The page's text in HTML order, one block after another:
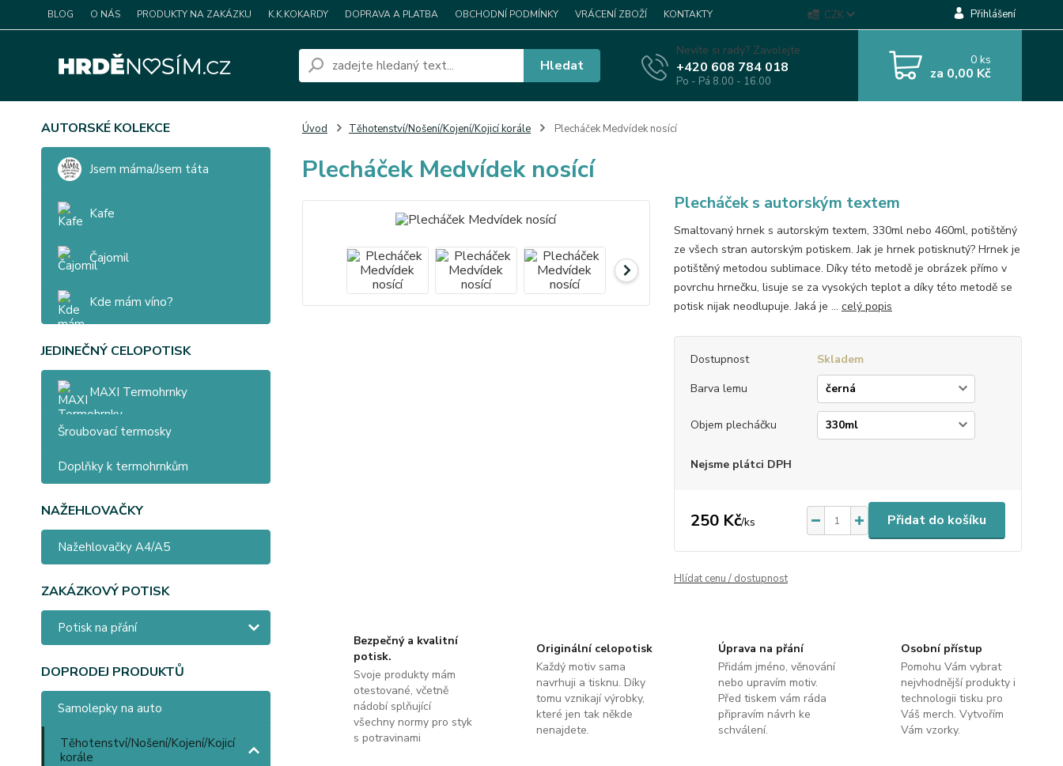
BLOG O NÁS PRODUKTY NA ZAKÁZKU K.K.KOKARDY DOPRAVA A PLATBA OBCHODNÍ PODMÍNKY VRÁCENÍ ZBOŽÍ KONTAKTY CZK Přihlášení
Hledat
Nevíte si rady? Zavolejte.
+420 608 784 018
Po - Pá 8.00 - 16.00
0ks
za 0,00 Kč
AUTORSKÉ KOLEKCE
Jsem máma/Jsem táta
Kafe
Čajomil
Kde mám víno?
JEDINEČNÝ CELOPOTISK
MAXI Termohrnky
Šroubovací termosky
Doplňky k termohrnkům
NAŽEHLOVAČKY
Nažehlovačky A4/A5
ZAKÁZKOVÝ POTISK
Potisk na přání
DOPRODEJ PRODUKTŮ
Samolepky na auto
Těhotenství/Nošení/Kojení/Kojicí
korále
Úvod Těhotenství/Nošení/Kojení/Kojicí korále Plecháček Medvídek nosící
Plecháček Medvídek nosící
Plecháček s autorským textem
Smaltovaný hrnek s autorským textem, 330ml nebo 460ml, potištěný
ze všech stran autorským potiskem. Jak je hrnek potisknutý? Hrnek je
potištěný metodou sublimace. Díky této metodě je obrázek přímo v
povrchu hrnečku, lisuje se za vysokých teplot a díky této metodě se
potisk nijak neodlupuje. Jaká je ... celý popis
Dostupnost
Skladem
Barva lemu
Objem plecháčku
Nejsme plátci DPH
250 Kč/ks Přidat do košíku
Hlídat cenu / dostupnost
Bezpečný a kvalitní
potisk.
Svoje produkty mám
otestované, včetně
nádobí splňující
všechny normy pro styk
s potravinami
Originální celopotisk
Každý motiv sama
navrhuji a tisknu. Díky
tomu vznikají výrobky,
které jen tak někde
nenajdete.
Úprava na přání
Přidám jméno, věnování
nebo upravím motiv.
Před tiskem vám ráda
připravím návrh ke
schválení.
Osobní přístup
Pomohu Vám vybrat
nejvhodnější produkty i
technologii tisku pro
Váš merch. Vytvořím
Vám vzorky.